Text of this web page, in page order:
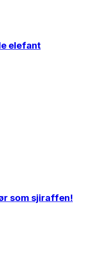
elefant
som sjiraffen!